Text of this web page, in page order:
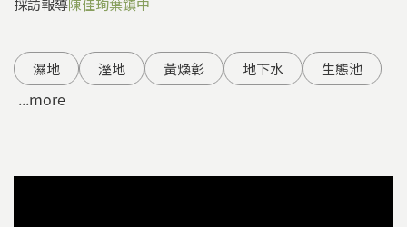
採訪報導陳佳珣葉鎮中
濕地 溼地 黃煥彰 地下水 生態池
...more